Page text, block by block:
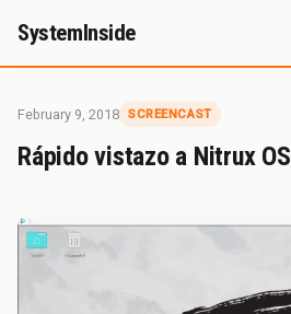
SystemInside
February 9, 2018 SCREENCAST
Rápido vistazo a Nitrux OS